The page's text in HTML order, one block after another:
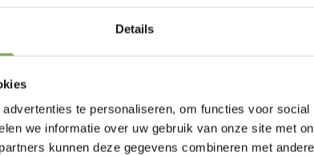
Details
te personaliseren, om functies voor social
we informatie over uw gebruik van onze site met
kunnen deze gegevens combineren met
Heritage Trunk Reiskoffer?
Bij 2dekansje.com